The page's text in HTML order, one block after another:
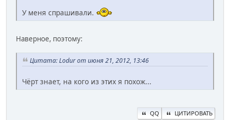
У меня спрашивали.
Наверное, поэтому:
Цитата: Lodur от июня 21, 2012, 13:46
Чёрт знает, на кого из этих я похож...
QQ ЦИТИРОВАТЬ